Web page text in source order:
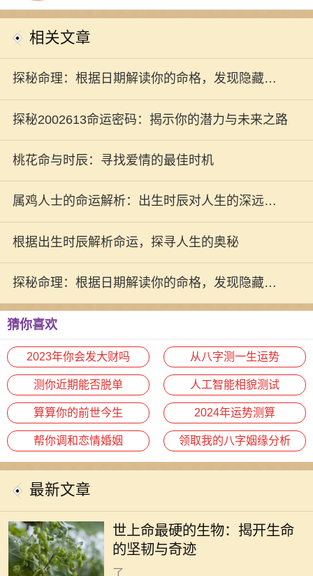
相关文章
探秘命理：根据日期解读你的命格，发现隐藏的
自我
探秘2002613命运密码：揭示你的潜力与未来之路
桃花命与时辰：寻找爱情的最佳时机
属鸡人士的命运解析：出生时辰对人生的深远影
响
根据出生时辰解析命运，探寻人生的奥秘
探秘命理：根据日期解读你的命格，发现隐藏的
自我
猜你喜欢
2023年你会发大财吗 从八字测一生运势
测你近期能否脱单 人工智能相貌测试
算算你的前世今生 2024年运势测算
帮你调和恋情婚姻 领取我的八字姻缘分析
最新文章
世上命最硬的生物：揭开生命
的坚韧与奇迹
态千差万别，有些生物如繁星般绚丽
多彩，而有些则隐藏在隐秘的角落，
展现出惊人的生存能力。科学家们为